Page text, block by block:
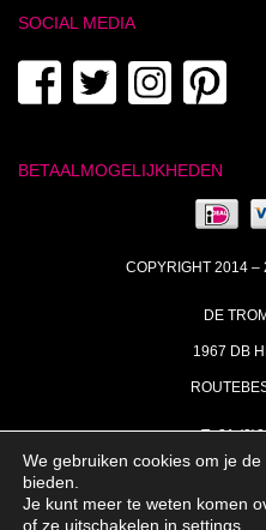
SOCIAL MEDIA
BETAALMOGELIJKHEDEN
COPYRIGHT 2014 –
DE
1967 DB
T+31
MA | DI | DO
We gebruiken cookies om je
bieden.
Je kunt meer te weten komen
of ze uitschakelen in settings